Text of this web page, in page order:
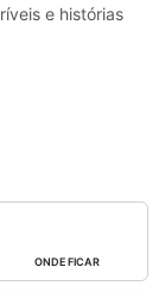
e histórias
ONDE FICAR